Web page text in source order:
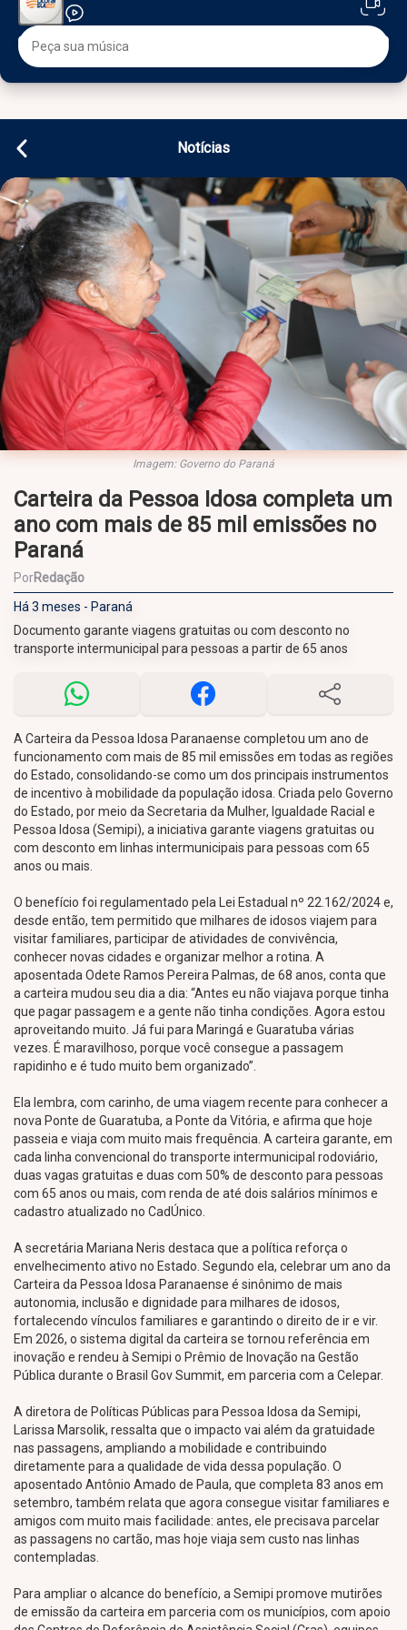
Notícias
Imagem: Governo do Paraná
Carteira da Pessoa Idosa completa um
ano com mais de 85 mil emissões no
Paraná
PorRedação
Há 3 meses - Paraná
Documento garante viagens gratuitas ou com desconto no
transporte intermunicipal para pessoas a partir de 65 anos
A Carteira da Pessoa Idosa Paranaense completou um ano de
funcionamento com mais de 85 mil emissões em todas as regiões
do Estado, consolidando-se como um dos principais instrumentos
de incentivo à mobilidade da população idosa. Criada pelo Governo
do Estado, por meio da Secretaria da Mulher, Igualdade Racial e
Pessoa Idosa (Semipi), a iniciativa garante viagens gratuitas ou
com desconto em linhas intermunicipais para pessoas com 65
anos ou mais.
O benefício foi regulamentado pela Lei Estadual nº 22.162/2024 e,
desde então, tem permitido que milhares de idosos viajem para
visitar familiares, participar de atividades de convivência,
conhecer novas cidades e organizar melhor a rotina. A
aposentada Odete Ramos Pereira Palmas, de 68 anos, conta que
a carteira mudou seu dia a dia: “Antes eu não viajava porque tinha
que pagar passagem e a gente não tinha condições. Agora estou
aproveitando muito. Já fui para Maringá e Guaratuba várias
vezes. É maravilhoso, porque você consegue a passagem
rapidinho e é tudo muito bem organizado”.
Ela lembra, com carinho, de uma viagem recente para conhecer a
nova Ponte de Guaratuba, a Ponte da Vitória, e afirma que hoje
passeia e viaja com muito mais frequência. A carteira garante, em
cada linha convencional do transporte intermunicipal rodoviário,
duas vagas gratuitas e duas com 50% de desconto para pessoas
com 65 anos ou mais, com renda de até dois salários mínimos e
cadastro atualizado no CadÚnico.
A secretária Mariana Neris destaca que a política reforça o
envelhecimento ativo no Estado. Segundo ela, celebrar um ano da
Carteira da Pessoa Idosa Paranaense é sinônimo de mais
autonomia, inclusão e dignidade para milhares de idosos,
fortalecendo vínculos familiares e garantindo o direito de ir e vir.
Em 2026, o sistema digital da carteira se tornou referência em
inovação e rendeu à Semipi o Prêmio de Inovação na Gestão
Pública durante o Brasil Gov Summit, em parceria com a Celepar.
A diretora de Políticas Públicas para Pessoa Idosa da Semipi,
Larissa Marsolik, ressalta que o impacto vai além da gratuidade
nas passagens, ampliando a mobilidade e contribuindo
diretamente para a qualidade de vida dessa população. O
aposentado Antônio Amado de Paula, que completa 83 anos em
setembro, também relata que agora consegue visitar familiares e
amigos com muito mais facilidade: antes, ele precisava parcelar
as passagens no cartão, mas hoje viaja sem custo nas linhas
contempladas.
Para ampliar o alcance do benefício, a Semipi promove mutirões
de emissão da carteira em parceria com os municípios, com apoio